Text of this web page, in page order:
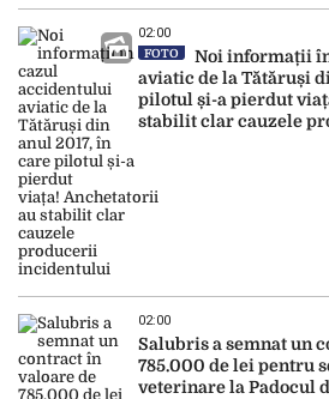
02:00
FOTO
Noi informații
aviatic de la Tătăruși
pilotul și-a pierdut
stabilit clar cauzele
02:00
Salubris a semnat un
785.000 de lei pentru
veterinare la Padocul